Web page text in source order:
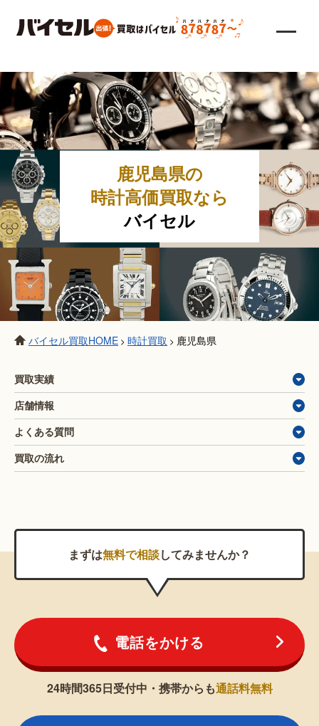
鹿児島県の
時計高価買取なら
バイセル
バイセル買取HOME > 時計買取 > 鹿児島県
買取実績
店舗情報
よくある質問
買取の流れ
まずは無料で相談してみませんか？
電話をかける
24時間365日受付中・携帯からも通話料無料